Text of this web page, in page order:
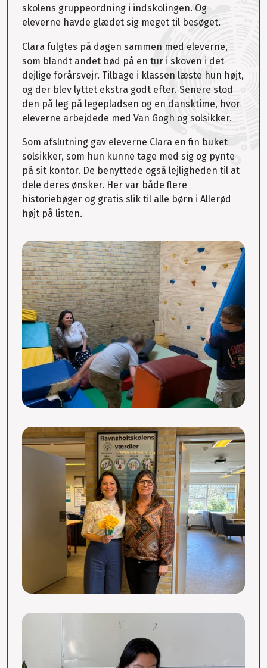
skolens gruppeordning i indskolingen. Og
eleverne havde glædet sig meget til besøget.
Clara fulgtes på dagen sammen med eleverne,
som blandt andet bød på en tur i skoven i det
dejlige forårsvejr. Tilbage i klassen læste hun højt,
og der blev lyttet ekstra godt efter. Senere stod
den på leg på legepladsen og en dansktime, hvor
eleverne arbejdede med Van Gogh og solsikker.
Som afslutning gav eleverne Clara en fin buket
solsikker, som hun kunne tage med sig og pynte
på sit kontor. De benyttede også lejligheden til at
dele deres ønsker. Her var både flere
historiebøger og gratis slik til alle børn i Allerød
højt på listen.